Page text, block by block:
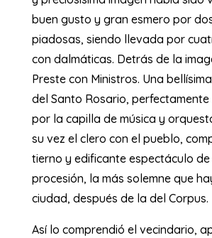
buen gusto y gran esmero por
piadosas, siendo llevada por
con dalmáticas. Detrás de la
Preste con Ministros. Una
del Santo Rosario,
por la capilla de música y
su vez el clero con el pueblo,
tierno y edificante espectáculo
procesión, la más solemne que
ciudad, después de la del Corpus.
Así lo comprendió el vecindario,